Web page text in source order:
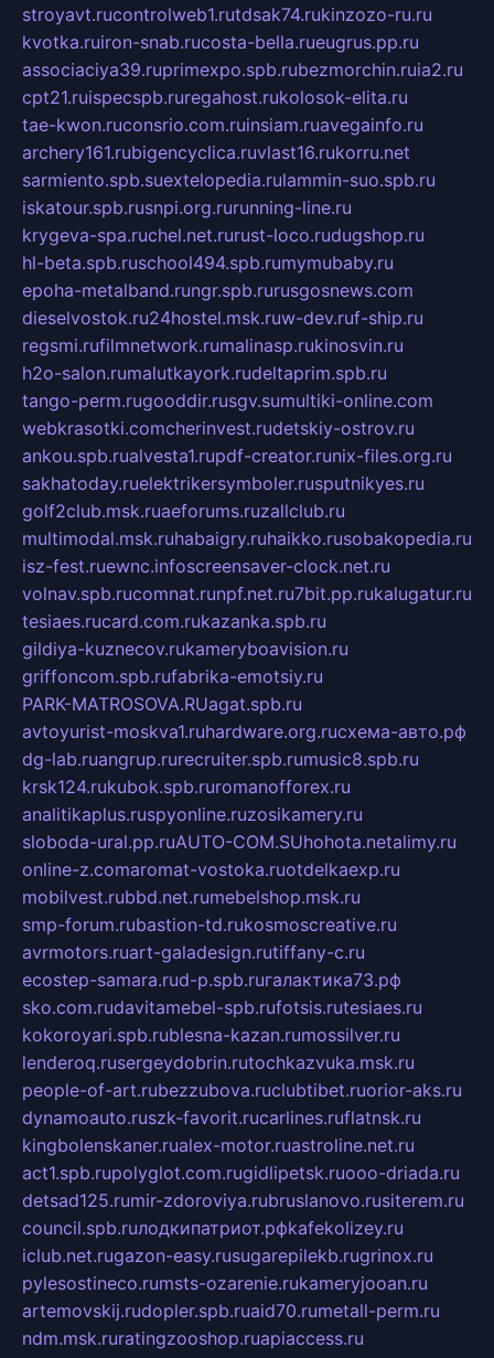
stroyavt.rucontrolweb1.rutdsak74.rukinzozo-ru.ru
kvotka.ruiron-snab.rucosta-bella.rueugrus.pp.ru
associaciya39.ruprimexpo.spb.rubezmorchin.ruia2.ru
cpt21.ruispecspb.ruregahost.rukolosok-elita.ru
tae-kwon.ruconsrio.com.ruinsiam.ruavegainfo.ru
archery161.rubigencyclica.ruvlast16.rukorru.net
sarmiento.spb.suextelopedia.rulammin-suo.spb.ru
iskatour.spb.rusnpi.org.rurunning-line.ru
krygeva-spa.ruchel.net.rurust-loco.rudugshop.ru
hl-beta.spb.ruschool494.spb.rumymubaby.ru
epoha-metalband.rungr.spb.rurusgosnews.com
dieselvostok.ru24hostel.msk.ruw-dev.ruf-ship.ru
regsmi.rufilmnetwork.rumalinasp.rukinosvin.ru
h2o-salon.rumalutkayork.rudeltaprim.spb.ru
tango-perm.rugooddir.rusgv.sumultiki-online.com
webkrasotki.comcherinvest.rudetskiy-ostrov.ru
ankou.spb.rualvesta1.rupdf-creator.runix-files.org.ru
sakhatoday.ruelektrikersymboler.rusputnikyes.ru
golf2club.msk.ruaeforums.ruzallclub.ru
multimodal.msk.ruhabaigry.ruhaikko.rusobakopedia.ru
isz-fest.ruewnc.infoscreensaver-clock.net.ru
volnav.spb.rucomnat.runpf.net.ru7bit.pp.rukalugatur.ru
tesiaes.rucard.com.rukazanka.spb.ru
gildiya-kuznecov.rukameryboavision.ru
griffoncom.spb.rufabrika-emotsiy.ru
PARK-MATROSOVA.RUagat.spb.ru
avtoyurist-moskva1.ruhardware.org.ruсхема-авто.рф
dg-lab.ruangrup.rurecruiter.spb.rumusic8.spb.ru
krsk124.rukubok.spb.ruromanofforex.ru
analitikaplus.ruspyonline.ruzosikamery.ru
sloboda-ural.pp.ruAUTO-COM.SUhohota.netalimy.ru
online-z.comaromat-vostoka.ruotdelkaexp.ru
mobilvest.rubbd.net.rumebelshop.msk.ru
smp-forum.rubastion-td.rukosmoscreative.ru
avrmotors.ruart-galadesign.rutiffany-c.ru
ecostep-samara.rud-p.spb.ruгалактика73.рф
sko.com.rudavitamebel-spb.rufotsis.rutesiaes.ru
kokoroyari.spb.rublesna-kazan.rumossilver.ru
lenderoq.rusergeydobrin.rutochkazvuka.msk.ru
people-of-art.rubezzubova.ruclubtibet.ruorior-aks.ru
dynamoauto.ruszk-favorit.rucarlines.ruflatnsk.ru
kingbolenskaner.rualex-motor.ruastroline.net.ru
act1.spb.rupolyglot.com.rugidlipetsk.ruooo-driada.ru
detsad125.rumir-zdoroviya.rubruslanovo.rusiterem.ru
council.spb.ruлодкипатриот.рфkafekolizey.ru
iclub.net.rugazon-easy.rusugarepilekb.rugrinox.ru
pylesostineco.rumsts-ozarenie.rukameryjooan.ru
artemovskij.rudopler.spb.ruaid70.rumetall-perm.ru
ndm.msk.ruratingzooshop.ruapiaccess.ru